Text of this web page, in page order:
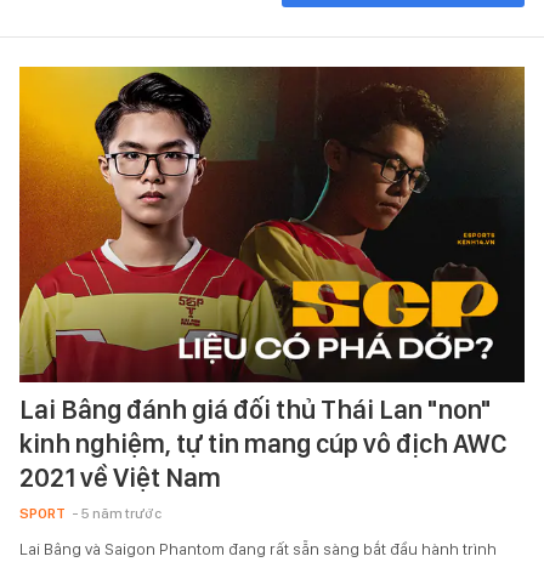
Lai Bâng đánh giá đối thủ Thái Lan "non"
kinh nghiệm, tự tin mang cúp vô địch AWC
2021 về Việt Nam
SPORT - 5 năm trước
Lai Bâng và Saigon Phantom đang rất sẵn sàng bắt đầu hành trình